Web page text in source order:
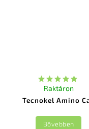
Tecnokel Amino
Raktáron
Bővebben